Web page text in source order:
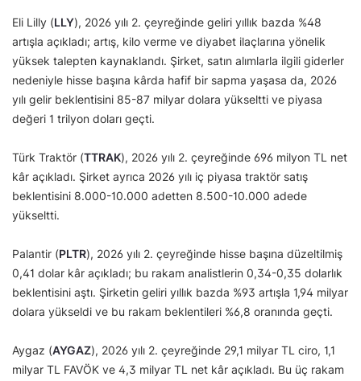
Eli Lilly (LLY), 2026 yılı 2. çeyreğinde geliri yıllık bazda %48
artışla açıkladı; artış, kilo verme ve diyabet ilaçlarına yönelik
yüksek talepten kaynaklandı. Şirket, satın alımlarla ilgili giderler
nedeniyle hisse başına kârda hafif bir sapma yaşasa da, 2026
yılı gelir beklentisini 85-87 milyar dolara yükseltti ve piyasa
değeri 1 trilyon doları geçti.
Türk Traktör (TTRAK), 2026 yılı 2. çeyreğinde 696 milyon TL net
kâr açıkladı. Şirket ayrıca 2026 yılı iç piyasa traktör satış
beklentisini 8.000-10.000 adetten 8.500-10.000 adede
yükseltti.
Palantir (PLTR), 2026 yılı 2. çeyreğinde hisse başına düzeltilmiş
0,41 dolar kâr açıkladı; bu rakam analistlerin 0,34-0,35 dolarlık
beklentisini aştı. Şirketin geliri yıllık bazda %93 artışla 1,94 milyar
dolara yükseldi ve bu rakam beklentileri %6,8 oranında geçti.
Aygaz (AYGAZ), 2026 yılı 2. çeyreğinde 29,1 milyar TL ciro, 1,1
milyar TL FAVÖK ve 4,3 milyar TL net kâr açıkladı. Bu üç rakam